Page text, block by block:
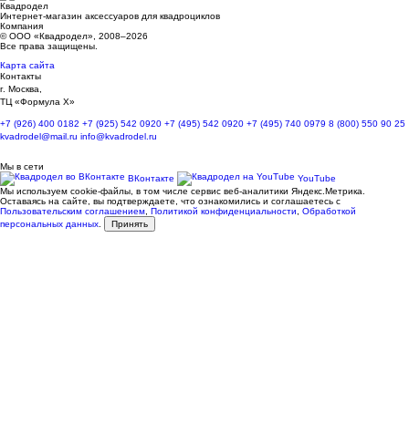
Квадродел
Интернет-магазин аксессуаров для квадроциклов
Компания
© ООО «Квадродел», 2008–2026
Все права защищены.
Карта сайта
Контакты
г. Москва,
ТЦ «Формула Х»
+7 (926) 400 0182 +7 (925) 542 0920 +7 (495) 542 0920 +7 (495) 740 0979 8 (800) 550 90 25
kvadrodel@mail.ru info@kvadrodel.ru
Мы в сети
ВКонтакте
YouTube
Мы используем cookie-файлы, в том числе сервис веб-аналитики Яндекс.Метрика.
Оставаясь на сайте, вы подтверждаете, что ознакомились и соглашаетесь с
Пользовательским соглашением, Политикой конфиденциальности, Обработкой
персональных данных. Принять